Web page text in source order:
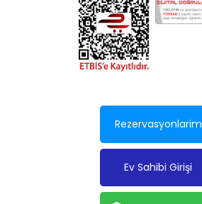
Rezervasyonlarim
Ev Sahibi Girişi